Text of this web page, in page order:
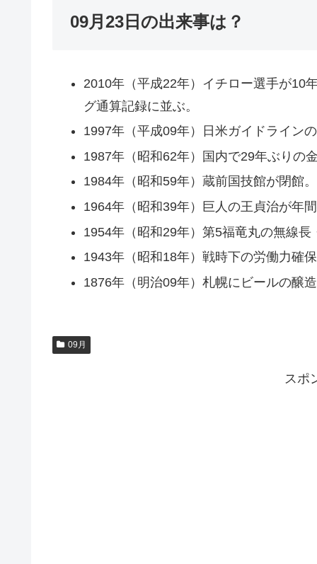
09月23日の出来事は？
2010年（平成22年）イチロー選手が10
グ通算記録に並ぶ。
1997年（平成09年）日米ガイドライン
1987年（昭和62年）国内で29年ぶりの
1984年（昭和59年）蔵前国技館が閉館。
1964年（昭和39年）巨人の王貞治が年
1954年（昭和29年）第5福竜丸の無線長
1943年（昭和18年）戦時下の労働力確
1876年（明治09年）札幌にビールの醸造
09月
スポ